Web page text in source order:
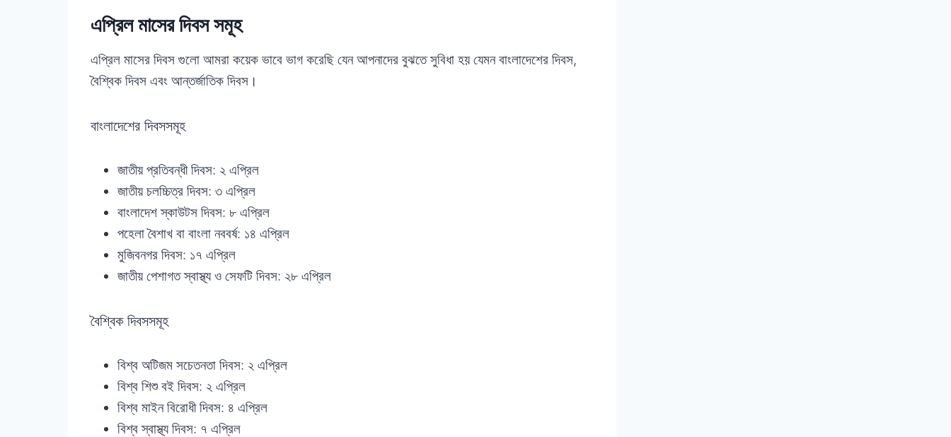
এপ্রিল মাসের দিবস সমূহ
এপ্রিল মাসের দিবস গুলো আমরা কয়েক ভাবে ভাগ করেছি যেন আপনাদের বুঝতে সুবিধা হয় যেমন বাংলাদেশের দিবস,
বৈশ্বিক দিবস এবং আন্তর্জাতিক দিবস।
বাংলাদেশের দিবসসমূহ
জাতীয় প্রতিবন্ধী দিবস: ২ এপ্রিল
জাতীয় চলচ্চিত্র দিবস: ৩ এপ্রিল
বাংলাদেশ স্কাউটস দিবস: ৮ এপ্রিল
পহেলা বৈশাখ বা বাংলা নববর্ষ: ১৪ এপ্রিল
মুজিবনগর দিবস: ১৭ এপ্রিল
জাতীয় পেশাগত স্বাস্থ্য ও সেফটি দিবস: ২৮ এপ্রিল
বৈশ্বিক দিবসসমূহ
বিশ্ব অটিজম সচেতনতা দিবস: ২ এপ্রিল
বিশ্ব শিশু বই দিবস: ২ এপ্রিল
বিশ্ব মাইন বিরোধী দিবস: ৪ এপ্রিল
বিশ্ব স্বাস্থ্য দিবস: ৭ এপ্রিল